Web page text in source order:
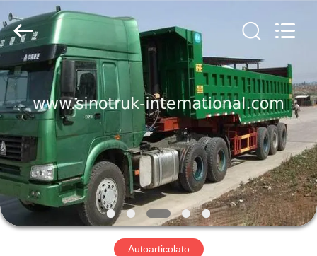
CASA.
PRODOTTI
SU
DI
NOI
INTERNATIONAL
CO.,
LTD..
All
Rights
Reserved.
Autoarticolato